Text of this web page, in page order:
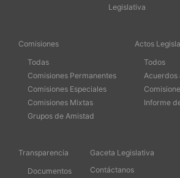
Legislativa
Comisiones
Todas
Comisiones Permanentes
Comisiones Especiales
Comisiones Mixtas
Grupos de Amistad
Actos
Todos
Acuerdos
Informe
Transparencia
Documentos
Gaceta Legislativa
Contáctanos